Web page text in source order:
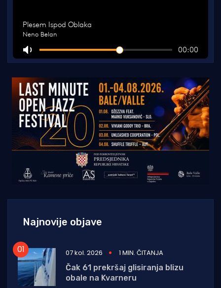
Najnovije objave
07 kol. 2026
1 MIN. ČITANJA
Čak 61 prekršaj glisiranja blizu
obale na Kvarneru